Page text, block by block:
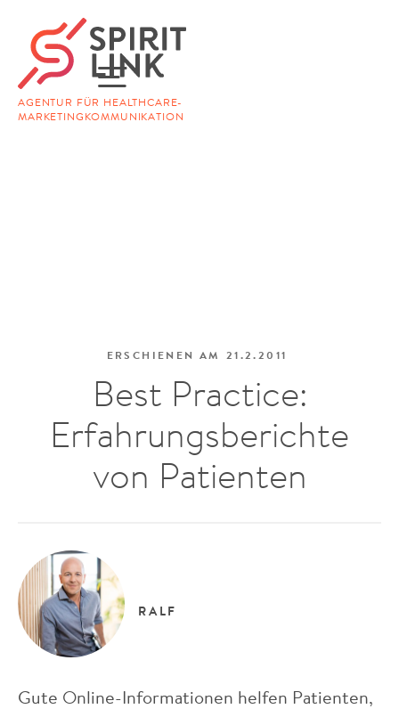
AGENTUR FÜR HEALTHCARE-
MARKETINGKOMMUNIKATION
ERSCHIENEN AM 21.2.2011
Best Practice:
Erfahrungsberichte
von Patienten
RALF
Gute Online-Informationen helfen Patienten,